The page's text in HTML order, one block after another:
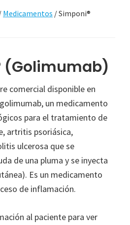
Medicamentos /Simponi®
(Golimumab)
comercial disponible en
un medicamento
para el tratamiento de
artritis psoriásica,
ulcerosa que se
de una pluma y se inyecta
Es un medicamento
de inflamación.
al paciente para ver